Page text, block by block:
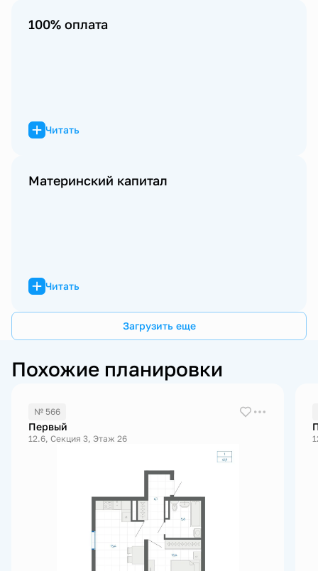
100% оплата
Читать
Материнский капитал
Читать
Загрузить еще
Похожие планировки
№ 566
Первый
12.6, Секция 3, Этаж 26